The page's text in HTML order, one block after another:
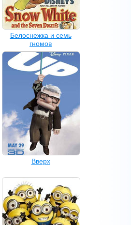
Белоснежка и семь
гномов
Вверх